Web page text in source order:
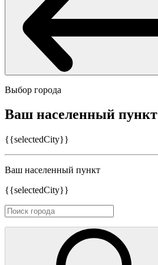
Выбор города
Ваш населенный пункт
{{selectedCity}}
Ваш населенный пункт
{{selectedCity}}